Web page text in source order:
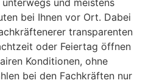
und meistens
bei Ihnen vor Ort. Dabei
transparenten
oder Feiertag öffnen
Konditionen, ohne
bei den Fachkräften nur